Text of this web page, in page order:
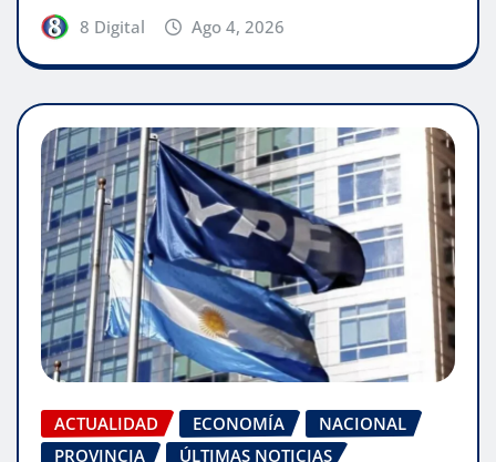
8 Digital Ago 4, 2026
ACTUALIDAD ECONOMÍA
NACIONAL
PROVINCIA
ÚLTIMAS NOTICIAS